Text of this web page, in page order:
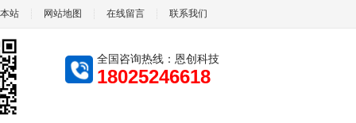
站 网站地图 在线留言 联系我们
全国咨询热线：恩创科技
18025246618